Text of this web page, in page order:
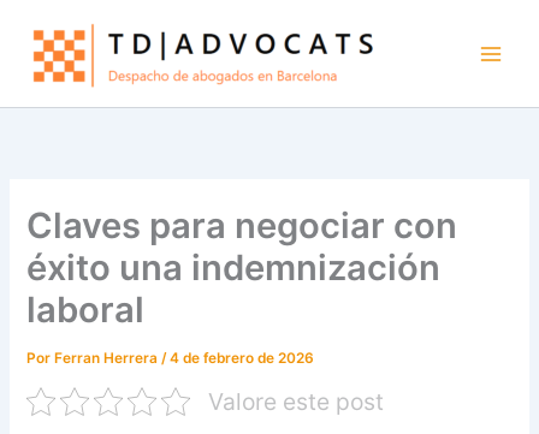
contenido
Claves para negociar con
éxito una indemnización
laboral
Por Ferran Herrera/4 de febrero de 2026
Valore este post